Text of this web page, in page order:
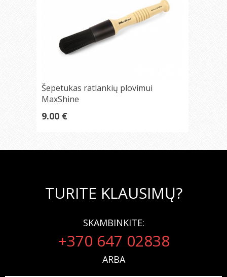
Šepetukas ratlankių plovimui
MaxShine
9.00 €
TURITE KLAUSIMŲ?
SKAMBINKITE:
+370 647 02838
ARBA